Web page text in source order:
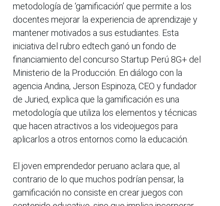
metodología de ‘gamificación’ que permite a los
docentes mejorar la experiencia de aprendizaje y
mantener motivados a sus estudiantes. Esta
iniciativa del rubro edtech ganó un fondo de
financiamiento del concurso Startup Perú 8G+ del
Ministerio de la Producción. En diálogo con la
agencia Andina, Jerson Espinoza, CEO y fundador
de Juried, explica que la gamificación es una
metodología que utiliza los elementos y técnicas
que hacen atractivos a los videojuegos para
aplicarlos a otros entornos como la educación.
El joven emprendedor peruano aclara que, al
contrario de lo que muchos podrían pensar, la
gamificación no consiste en crear juegos con